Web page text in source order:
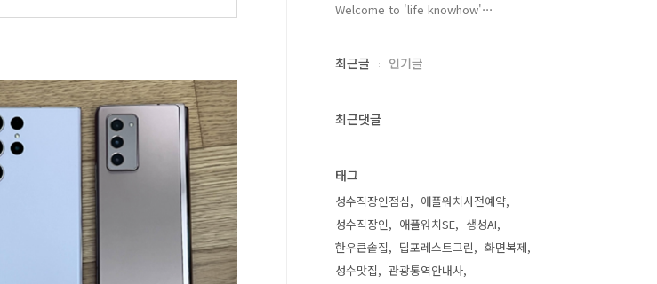
Welcome to 'life knowhow'⋯
최근글 인기글
최근댓글
태그
성수직장인점심
애플워치사전예약
성수직장인
애플워치SE
생성AI
한우큰솥집
딥포레스트그린
화면복제
성수맛집
관광통역안내사